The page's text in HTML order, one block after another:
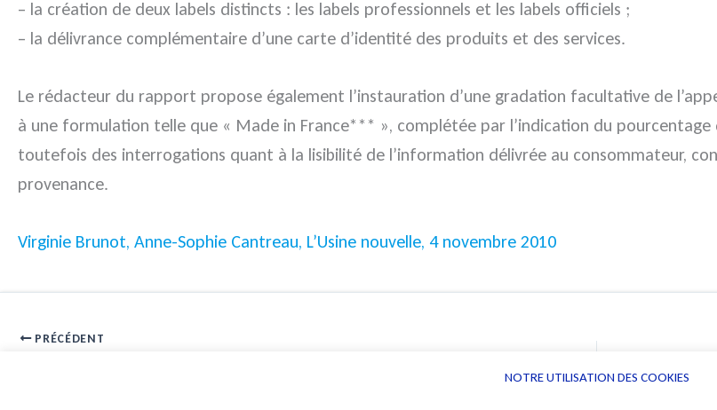
– la création de deux labels distincts : les labels professionnels et les labels officiels ;
– la délivrance complémentaire d’une carte d’identité des produits et des services.
Le rédacteur du rapport propose également l’instauration d’une gradation facultative de
à une formulation telle que « Made in France*** », complétée par l’indication du
toutefois des interrogations quant à la lisibilité de l’information délivrée au consommateur,
provenance.
Virginie Brunot, Anne-Sophie Cantreau, L’Usine nouvelle, 4 novembre 2010
PRÉCÉDENT
NOTRE UTILISATION DES COOKIES